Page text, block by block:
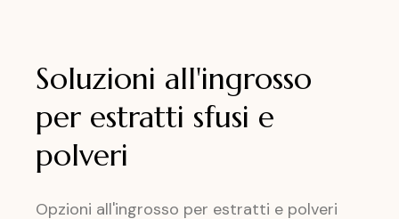
Soluzioni all'ingrosso
per estratti sfusi e
polveri
Opzioni all'ingrosso per estratti e polveri